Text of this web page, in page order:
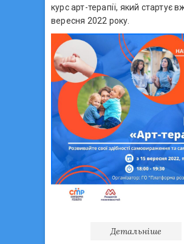
курс арт-терапії, який стартує
вересня 2022 року.
Детальніше